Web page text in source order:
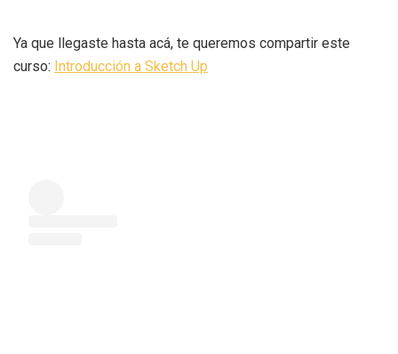
Ya que llegaste hasta acá, te queremos compartir este
curso: Introducción a Sketch Up